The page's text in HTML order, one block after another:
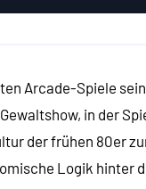
Arcade-Spiele
in der
der frühen 80er
Logik hinter